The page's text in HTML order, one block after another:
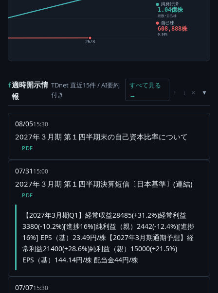
26/3
純発行済
1.04億株
総数-自己株
自己株
608,888株
0.58%
f適時開示情
報
TDnet 直近15件 / AI要約
付き
すべて見る
→
↑ ↓ ×
08/0515:30
2027年３月期 第１四半期末の自己資本比率について
PDF
07/31 15:00
2027年３月期 第１四半期決算短信〔日本基準〕(連結)
PDF
【2027年3月期Q1】経常収益28485(+31.2%)経常利益
3380(-10.2%)[進捗16%]純利益（親）2442(-12.4%)[進捗
16%] EPS（基）23.49円/株【2027年3月期通期予想】経
常利益21400(+28.6%)純利益（親）15000(+21.5%)
EPS（基）144.14円/株 配当金44円/株
07/0715:30